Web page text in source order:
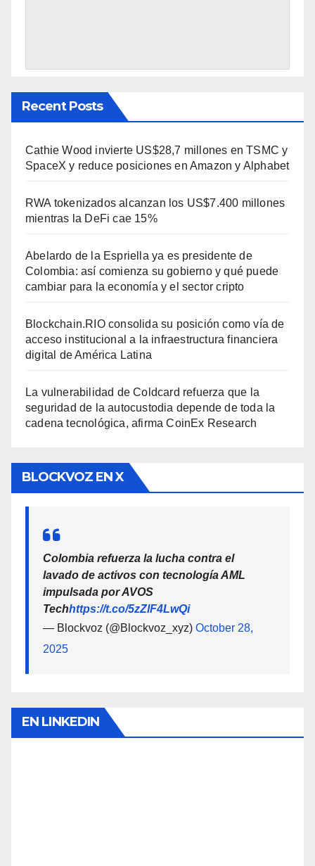
Recent Posts
Cathie Wood invierte US$28,7 millones en TSMC y
SpaceX y reduce posiciones en Amazon y Alphabet
RWA tokenizados alcanzan los US$7.400 millones
mientras la DeFi cae 15%
Abelardo de la Espriella ya es presidente de
Colombia: así comienza su gobierno y qué puede
cambiar para la economía y el sector cripto
Blockchain.RIO consolida su posición como vía de
acceso institucional a la infraestructura financiera
digital de América Latina
La vulnerabilidad de Coldcard refuerza que la
seguridad de la autocustodia depende de toda la
cadena tecnológica, afirma CoinEx Research
BLOCKVOZ EN X
Colombia refuerza la lucha contra el
lavado de activos con tecnología AML
impulsada por AVOS
Techhttps://t.co/5zZlF4LwQi
— Blockvoz (@Blockvoz_xyz) October 28,
2025
EN LINKEDIN